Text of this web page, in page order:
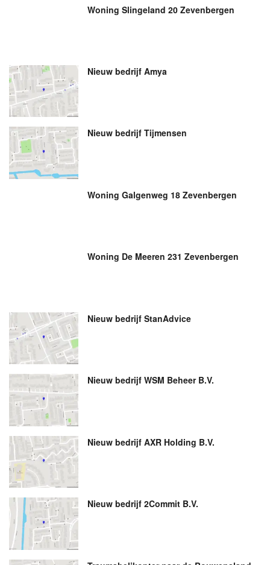
Woning Slingeland 20 Zevenbergen
Nieuw bedrijf Amya
Nieuw bedrijf Tijmensen
Woning Galgenweg 18 Zevenbergen
Woning De Meeren 231 Zevenbergen
Nieuw bedrijf StanAdvice
Nieuw bedrijf WSM Beheer B.V.
Nieuw bedrijf AXR Holding B.V.
Nieuw bedrijf 2Commit B.V.